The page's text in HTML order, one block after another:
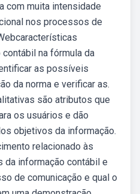
com muita intensidade
nos processos de
na fórmula da
as possíveis
da norma e verificar as.
são atributos que
os usuários e dão
objetivos da informação.
relacionado às
informação contábil e
de comunicação e qual o